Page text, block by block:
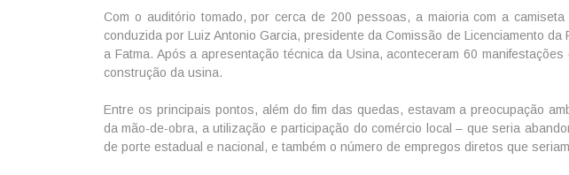
Com o auditório tomado, por cerca de 200 pessoas, a maioria com a
conduzida por Luiz Antonio Garcia, presidente da Comissão de Licenciamento da
a Fatma. Após a apresentação técnica da Usina, aconteceram 60
construção da usina.
Entre os principais pontos, além do fim das quedas, estavam a preocupação
da mão-de-obra, a utilização e participação do comércio local – que seria
de porte estadual e nacional, e também o número de empregos diretos que